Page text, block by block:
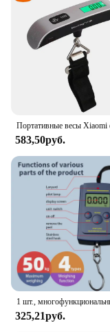
583,50руб.
325,21руб.